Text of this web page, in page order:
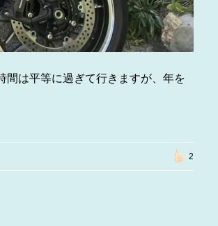
は平等に過ぎて行きますが、年を
2